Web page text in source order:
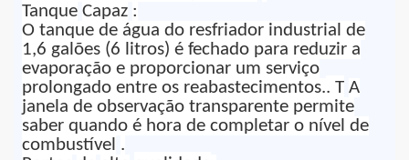
Tanque Capaz :
O tanque de água do resfriador industrial de
1,6 galões (6 litros) é fechado para reduzir a
evaporação e proporcionar um serviço
prolongado entre os reabastecimentos.. T A
janela de observação transparente permite
saber quando é hora de completar o nível de
combustível .